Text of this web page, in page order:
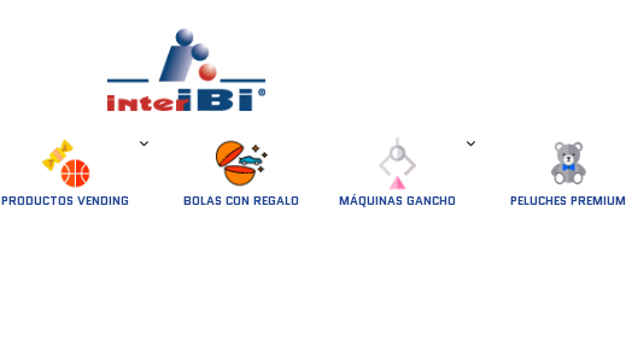
PRODUCTOS VENDING BOLAS CON REGALO MÁQUINAS GANCHO PELUCHES PREMIUM